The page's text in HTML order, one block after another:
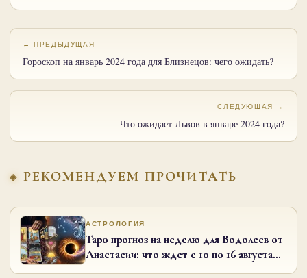
← ПРЕДЫДУЩАЯ
Гороскоп на январь 2024 года для Близнецов: чего ожидать?
СЛЕДУЮЩАЯ →
Что ожидает Львов в январе 2024 года?
РЕКОМЕНДУЕМ ПРОЧИТАТЬ
АСТРОЛОГИЯ
Таро прогноз на неделю для Водолеев от
Анастасии: что ждет с 10 по 16 августа
2026 года